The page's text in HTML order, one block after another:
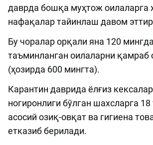
даврда бошқа муҳтож оилаларга
нафақалар тайинлаш давом
Бу чоралар орқали яна 120
таъминланган оилаларни қамраб
(ҳозирда 600 мингта).
Карантин даврида ёлғиз
ногиронлиги бўлган шахсларга 18
асосий озиқ-овқат ва гигиена
етказиб берилади.